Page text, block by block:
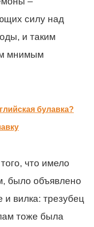
силу над
и таким
мнимым
булавка?
что имело
было объявлено
вилка: трезубец
тоже была